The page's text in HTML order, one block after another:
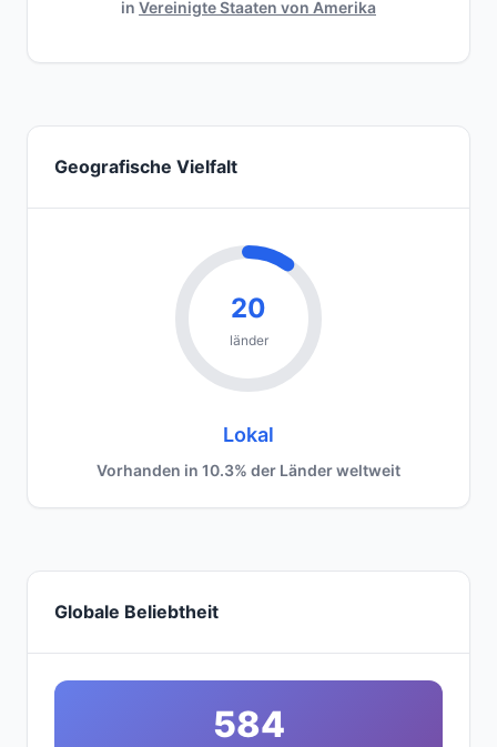
in Vereinigte Staaten von Amerika
Geografische Vielfalt
20
länder
Lokal
Vorhanden in 10.3% der Länder weltweit
Globale Beliebtheit
584